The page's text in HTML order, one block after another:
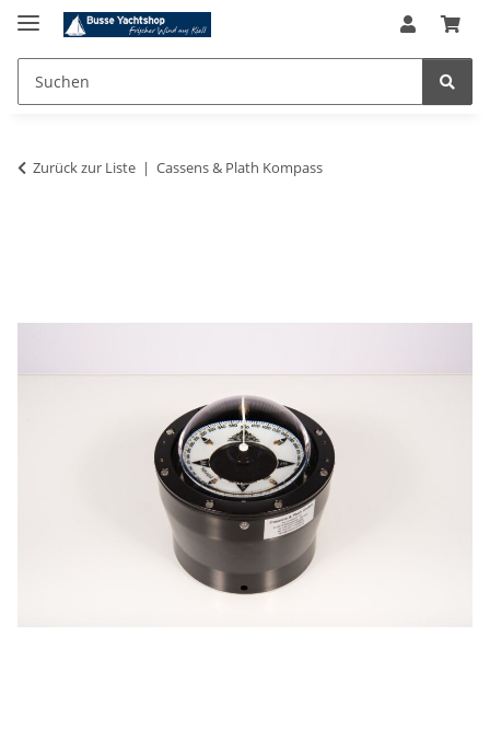
Zurück zur Liste Cassens & Plath Kompass